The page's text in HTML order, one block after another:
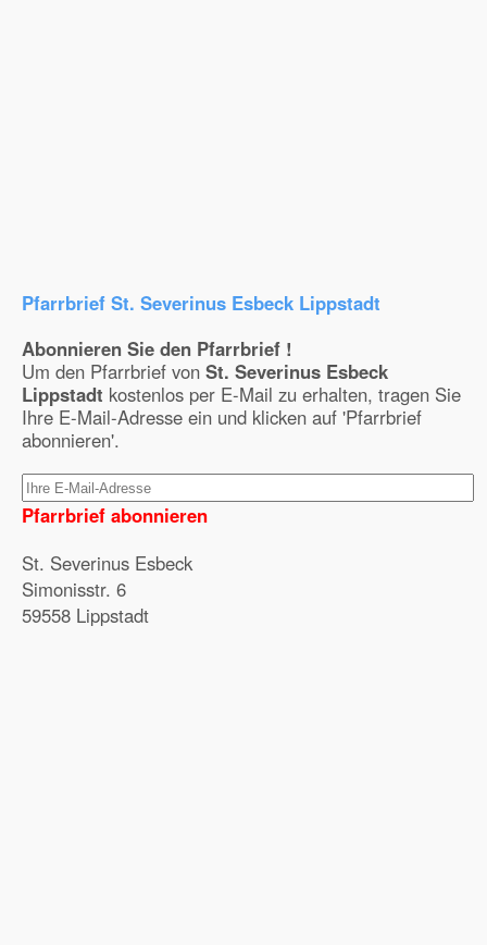
Pfarrbrief St. Severinus Esbeck Lippstadt
Abonnieren Sie den Pfarrbrief !
Um den Pfarrbrief von St. Severinus Esbeck
Lippstadt kostenlos per E-Mail zu erhalten, tragen Sie
Ihre E-Mail-Adresse ein und klicken auf 'Pfarrbrief
abonnieren'.
Pfarrbrief abonnieren
St. Severinus Esbeck
Simonisstr. 6
59558 Lippstadt